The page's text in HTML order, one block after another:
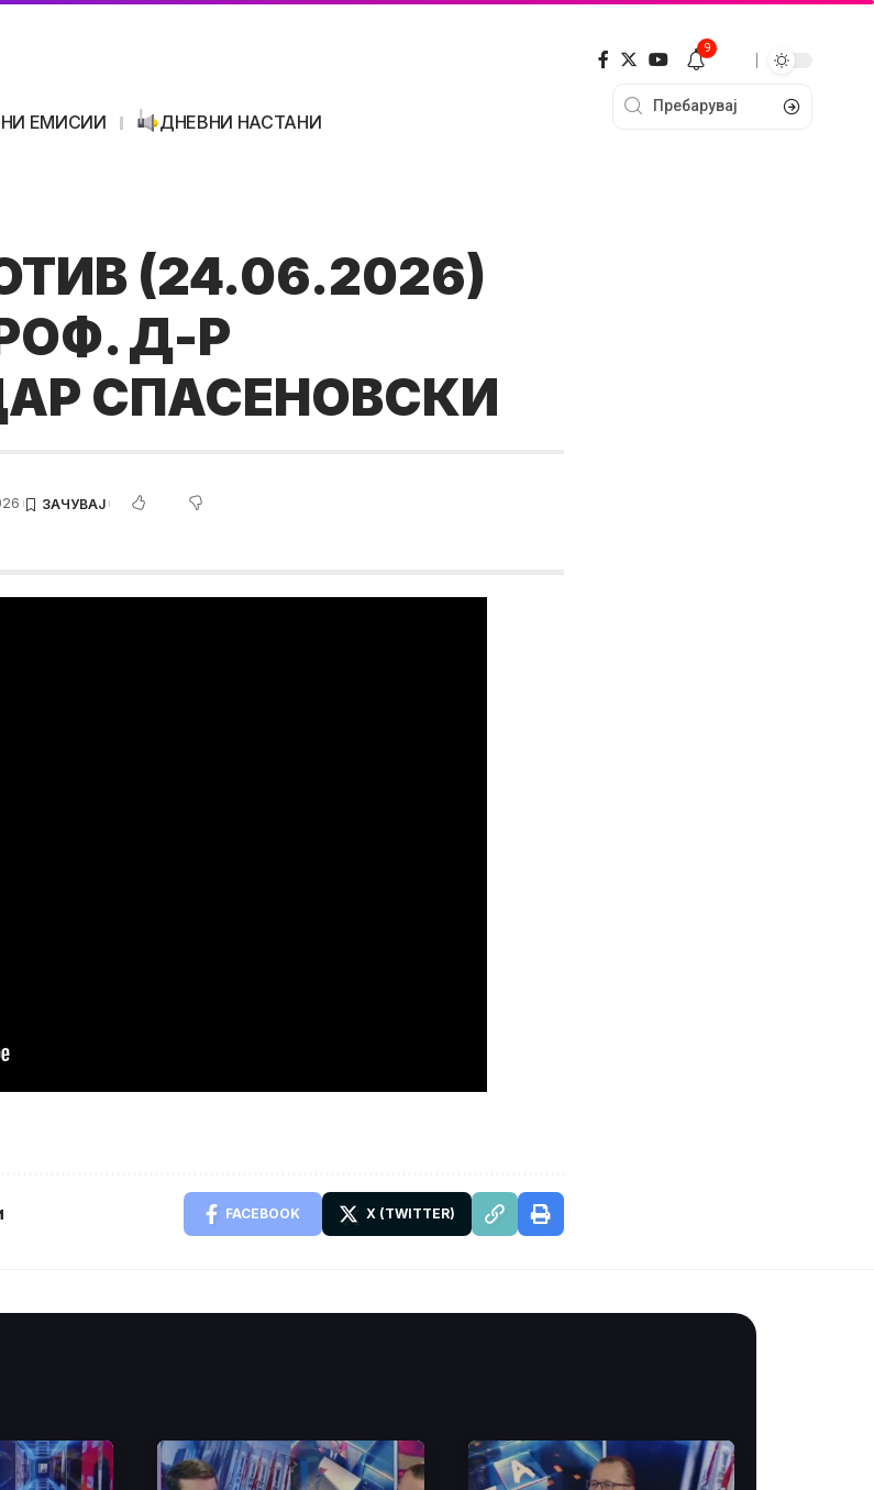
ЕМИСИИ ДНЕВНИ НАСТАНИ
9
(24.06.2026)
Д-Р
СПАСЕНОВСКИ
FACEBOOK X (TWITTER)